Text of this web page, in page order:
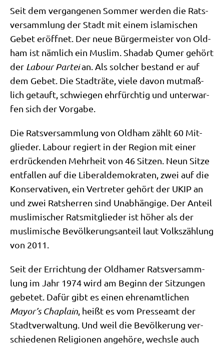
Seit dem ver­gan­ge­nen Som­mer wer­den die Rats­
ver­samm­lung der Stadt mit einem isla­mi­schen
Gebet eröff­net. Der neue Bür­ger­mei­ster von Old­
ham ist näm­lich ein Mus­lim. Shad­ab Qumer gehört
der Labour Par­teian. Als sol­cher bestand er auf
dem Gebet. Die Stadt­rä­te, vie­le davon mut­maß­
lich getauft, schwie­gen ehr­fürch­tig und unter­war­
fen sich der Vorgabe.
Die Rats­ver­samm­lung von Old­ham zählt 60 Mit­
glie­der. Labour regiert in der Regi­on mit einer
erdrücken­den Mehr­heit von 46 Sit­zen. Neun Sit­ze
ent­fal­len auf die Libe­ral­de­mo­kra­ten, zwei auf die
Kon­ser­va­ti­ven, ein Ver­tre­ter gehört der UKIP an
und zwei Rats­her­ren sind Unab­hän­gi­ge. Der Anteil
mus­li­mi­scher Rats­mit­glie­der ist höher als der
mus­li­mi­sche Bevöl­ke­rungs­an­teil laut Volks­zäh­lung
von 2011.
Seit der Errich­tung der Old­ha­mer Rats­ver­samm­
lung im Jahr 1974 wird am Beginn der Sit­zun­gen
gebe­tet. Dafür gibt es einen ehren­amt­li­chen
Mayor’s Cha­p­lain , heißt es vom Pres­se­amt der
Stadt­ver­wal­tung. Und weil die Bevöl­ke­rung ver­
schie­de­nen Reli­gio­nen ange­hö­re, wechs­le auch